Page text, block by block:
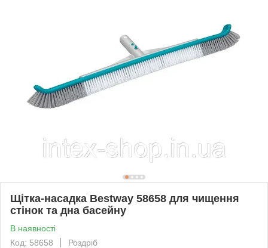
Щітка-насадка Bestway 58658 для чищення
стінок та дна басейну
В наявності
Код: 58658
Роздріб